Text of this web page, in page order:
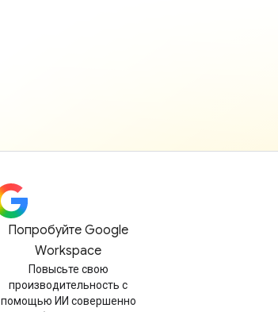
Попробуйте Google
Workspace
Повысьте свою
производительность с
помощью ИИ совершенно